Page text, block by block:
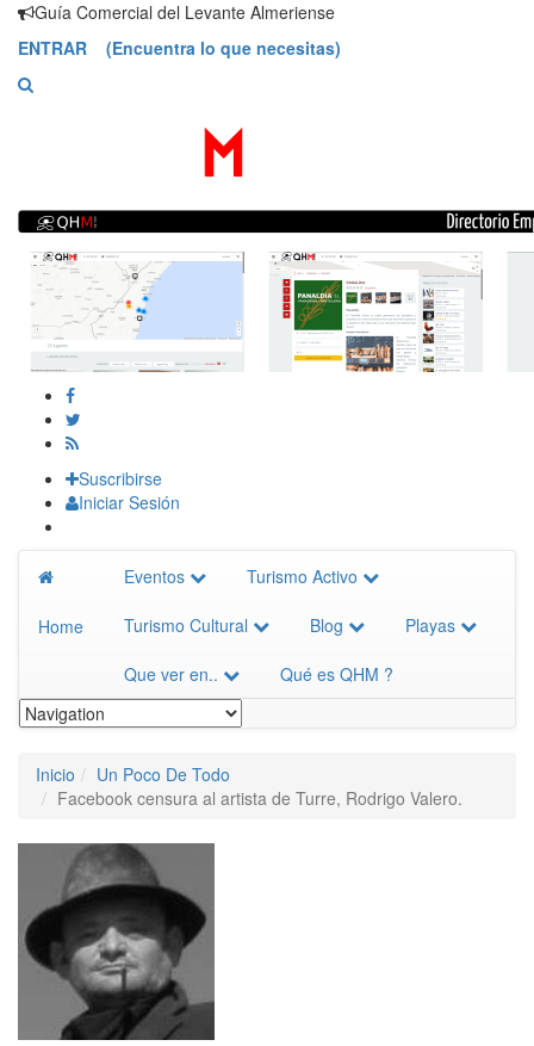
SaltarGuía Comercial del Levante Almeriense
ENTRAR (Encuentra lo que necesitas)
Suscribirse
Iniciar Sesión
Home
Eventos Turismo Activo
Turismo Cultural Blog Playas
Que ver en.. Qué es QHM ?
Inicio
Un Poco De Todo
Facebook censura al artista de Turre, Rodrigo Valero.